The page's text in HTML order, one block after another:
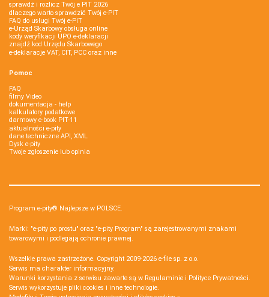
sprawdź i rozlicz Twój e PIT 2026
dlaczego warto sprawdzić Twój e-PIT
FAQ do usługi Twój e-PIT
e-Urząd Skarbowy obsługa online
kody weryfikacji UPO e-deklaracji
znajdź kod Urzędu Skarbowego
e-deklaracje VAT, CIT, PCC oraz inne
Pomoc
FAQ
filmy Video
dokumentacja - help
kalkulatory podatkowe
darmowy e-book PIT-11
aktualności e-pity
dane techniczne API, XML
Dysk e-pity
Twoje zgłoszenie lub opinia
Program e-pity® Najlepsze w POLSCE.
Marki: "e-pity po prostu" oraz "e-pity Program" są zarejestrowanymi znakami
towarowymi i podlegają ochronie prawnej.
Wszelkie prawa zastrzeżone. Copyright 2009-2026 e-file sp. z o.o.
Serwis ma charakter informacyjny.
Warunki korzystania z serwisu zawarte są w Regulaminie i Polityce Prywatności.
Serwis wykorzystuje pliki cookies i inne technologie.